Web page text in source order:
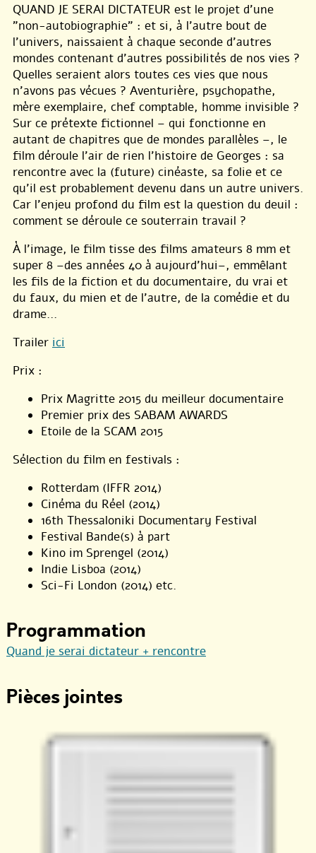
QUAND JE SERAI DICTATEUR est le projet d’une
"non-autobiographie" : et si, à l’autre bout de
l’univers, naissaient à chaque seconde d’autres
mondes contenant d’autres possibilités de nos vies ?
Quelles seraient alors toutes ces vies que nous
n’avons pas vécues ? Aventurière, psychopathe,
mère exemplaire, chef comptable, homme invisible ?
Sur ce prétexte fictionnel – qui fonctionne en
autant de chapitres que de mondes parallèles –, le
film déroule l’air de rien l’histoire de Georges : sa
rencontre avec la (future) cinéaste, sa folie et ce
qu’il est probablement devenu dans un autre univers.
Car l’enjeu profond du film est la question du deuil :
comment se déroule ce souterrain travail ?
À l’image, le film tisse des films amateurs 8 mm et
super 8 –des années 40 à aujourd’hui–, emmêlant
les fils de la fiction et du documentaire, du vrai et
du faux, du mien et de l’autre, de la comédie et du
drame…
Trailer ici
Prix :
Prix Magritte 2015 du meilleur documentaire
Premier prix des SABAM AWARDS
Etoile de la SCAM 2015
Sélection du film en festivals :
Rotterdam (IFFR 2014)
Cinéma du Réel (2014)
16th Thessaloniki Documentary Festival
Festival Bande(s) à part
Kino im Sprengel (2014)
Indie Lisboa (2014)
Sci-Fi London (2014) etc.
Programmation
Quand je serai dictateur + rencontre
Pièces jointes